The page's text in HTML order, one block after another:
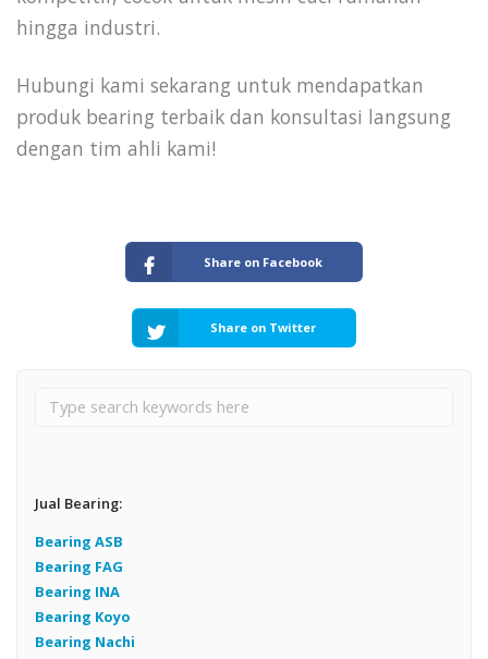
hingga industri.
Hubungi kami sekarang untuk mendapatkan
produk bearing terbaik dan konsultasi langsung
dengan tim ahli kami!
Share on Facebook
Share on Twitter
Jual Bearing:
Bearing ASB
Bearing FAG
Bearing INA
Bearing Koyo
Bearing Nachi